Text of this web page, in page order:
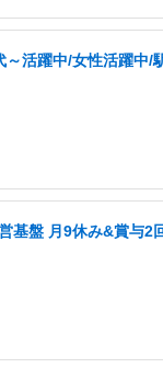
活躍中/女性活躍中/
基盤 月9休み&賞与2